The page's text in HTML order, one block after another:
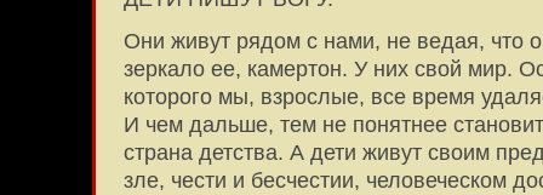
Они живут рядом с нами, не ведая, что
зеркало ее, камертон. У них свой мир.
которого мы, взрослые, все время
И чем дальше, тем не понятнее
страна детства. А дети живут своим
зле, чести и бесчестии, человеческом